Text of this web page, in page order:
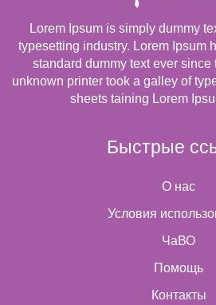
Lorem Ipsum is simply dummy
typesetting industry. Lorem Ipsum
standard dummy text ever since
unknown printer took a galley of
sheets taining Lorem
Быстрые
О нас
Условия
ЧаВО
Помощь
Контакты